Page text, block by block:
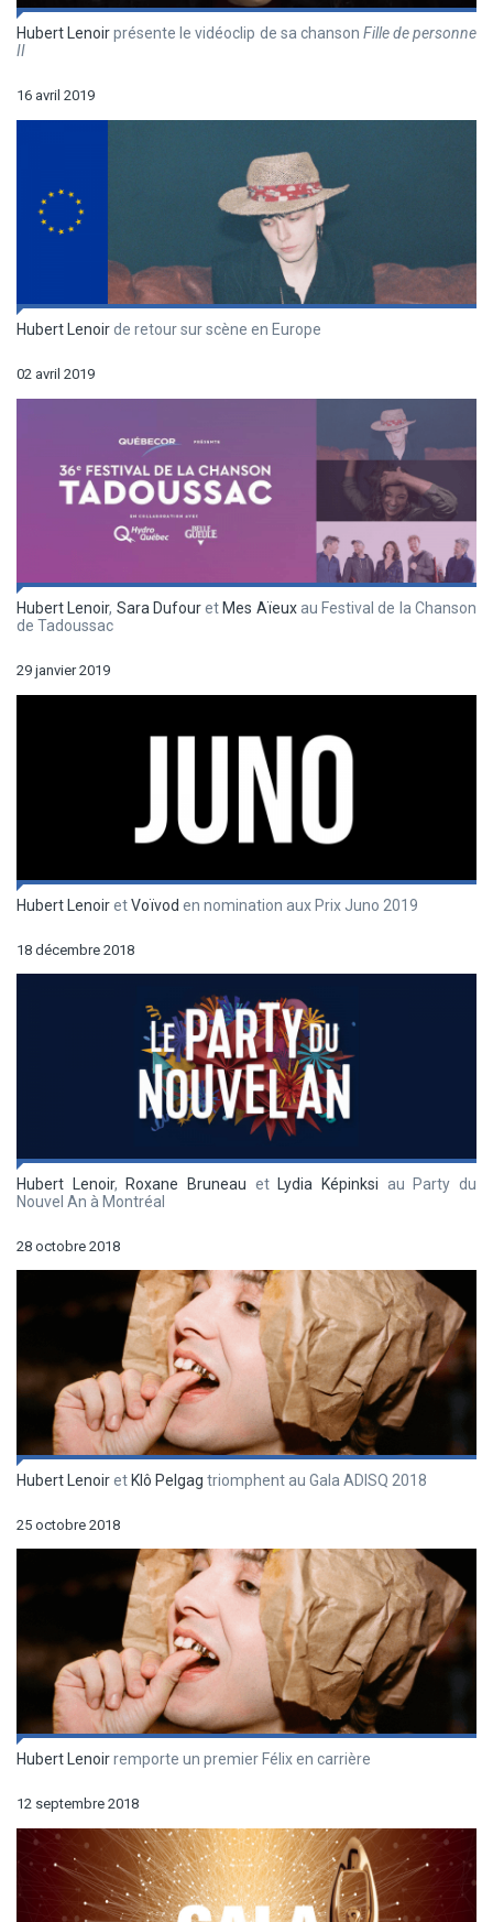
Hubert Lenoirprésente le vidéoclip de sa chanson Fille de personne
II
16 avril 2019
Hubert Lenoirde retour sur scène en Europe
02 avril 2019
Hubert Lenoir, Sara Dufouret Mes Aïeuxau Festival de la Chanson
de Tadoussac
29 janvier 2019
Hubert LenoiretVoïvod en nomination aux Prix Juno 2019
18 décembre 2018
Hubert Lenoir, Roxane Bruneau et Lydia Képinksi au Party du
Nouvel An à Montréal
28 octobre 2018
Hubert Lenoiret Klô Pelgag triomphent au Gala ADISQ 2018
25 octobre 2018
Hubert Lenoirremporte un premier Félix en carrière
12 septembre 2018